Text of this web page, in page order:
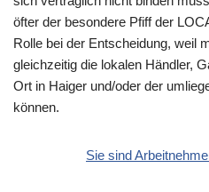
öfter der besondere Pfiff der
Rolle bei der Entscheidung, weil
gleichzeitig die lokalen Händler,
Ort in Haiger und/oder der
können.
Sie sind